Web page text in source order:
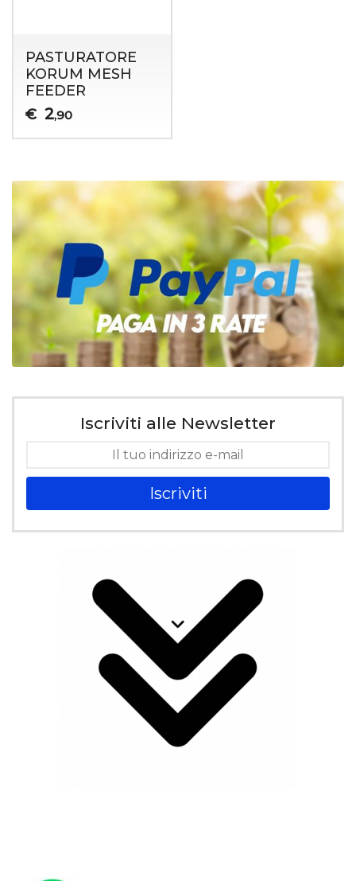
PASTURATORE
KORUM MESH
FEEDER
€ 2,90
Iscriviti alle Newsletter
Iscriviti